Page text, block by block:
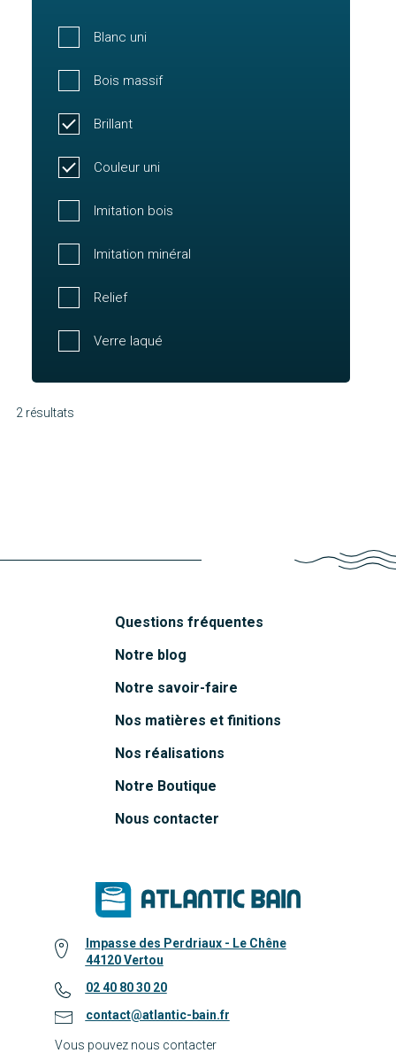
Blanc uni
Bois massif
Brillant
Couleur uni
Imitation bois
Imitation minéral
Relief
Verre laqué
2 résultats
Questions fréquentes
Notre blog
Notre savoir-faire
Nos matières et finitions
Nos réalisations
Notre Boutique
Nous contacter
Impasse des Perdriaux - Le Chêne
44120 Vertou
02 40 80 30 20
contact@atlantic-bain.fr
Vous pouvez nous contacter